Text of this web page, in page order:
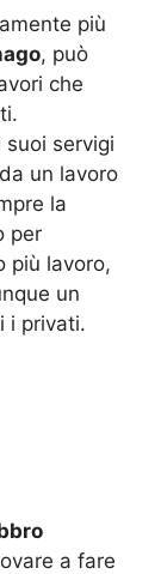
più
, può
che
servigi
un lavoro
la
per
più lavoro,
un
i privati.
a fare